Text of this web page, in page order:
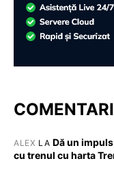
ALEX LA Dă un
cu trenul cu harta